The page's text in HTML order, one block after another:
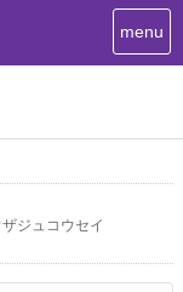
T
o
menu
ジュコウセイ